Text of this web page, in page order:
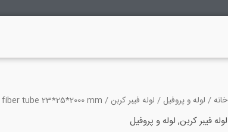
خانه/ لوله و پروفیل / لوله فیبر کربن / carbon fiber tube 23*25*2000 mm
لوله فیبر کربن, لوله و پروفیل